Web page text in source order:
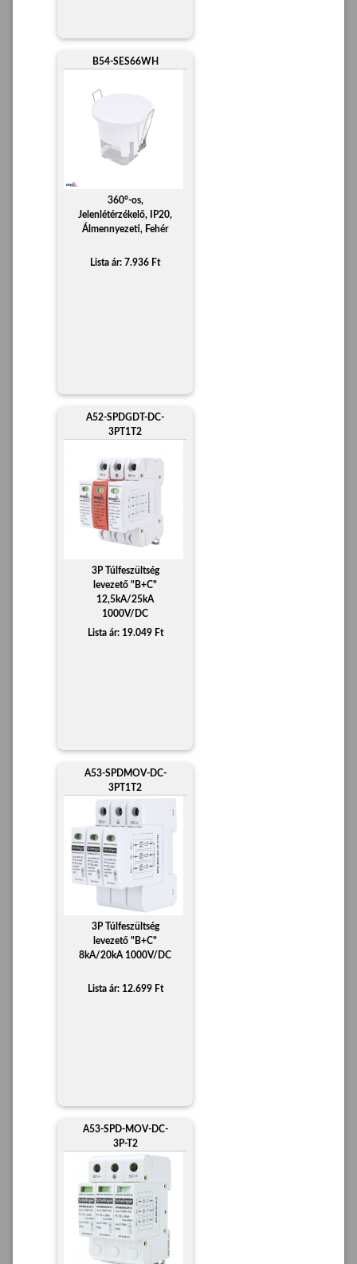
B54-SES66WH
360°-os,
Jelenlétérzékelő, IP20,
Álmennyezeti, Fehér
Lista ár: 7.936 Ft
A52-SPDGDT-DC-
3PT1T2
3P Túlfeszültség
levezető "B+C"
12,5kA/25kA
1000V/DC
Lista ár: 19.049 Ft
A53-SPDMOV-DC-
3PT1T2
3P Túlfeszültség
levezető "B+C"
8kA/20kA 1000V/DC
Lista ár: 12.699 Ft
A53-SPD-MOV-DC-
3P-T2